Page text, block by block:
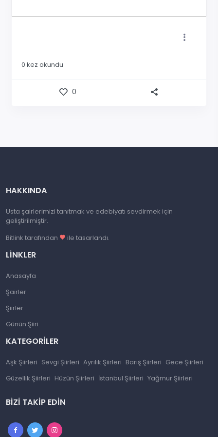
0 kez okundu
0
HAKKINDA
Usta şairlerimizi tanıtmak ve edebiyatı sevdirmek için
geliştirilmiştir.
Bitlink tarafından
ile tasarlandı.
LINKLER
Anasayfa
Şairler
Şiirler
Günün Şiiri
KATEGORILER
Aşk Şiirleri Sevgi Şiirleri Ayrılık Şiirleri Barış Şiirleri Gece Şiirleri
Güzellik Şiirleri Hüzün Şiirleri İstanbul Şiirleri Yağmur Şiirleri
BIZI TAKIP EDIN